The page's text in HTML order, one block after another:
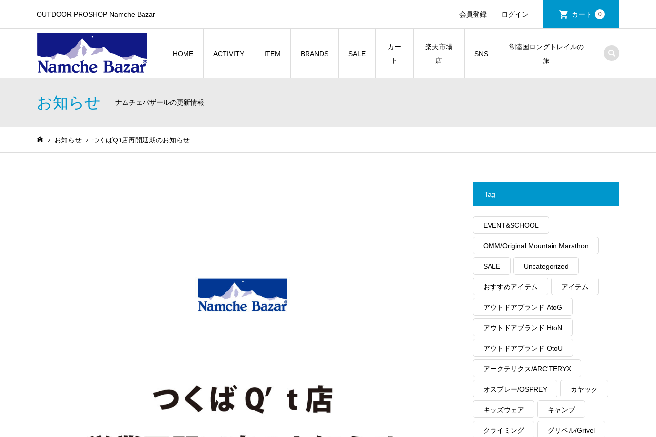
OUTDOOR PROSHOP Namche Bazar 会員登録 ログイン カート 0
HOME ACTIVITY ITEM BRANDS SALE
カー
ト
楽天市場
店
SNS
常陸国ロングトレイルの
旅
お知らせ ナムチェバザールの更新情報
お知らせ つくばQ’t店再開延期のお知らせ
Tag
EVENT&SCHOOL
OMM/Original Mountain Marathon
SALE Uncategorized
おすすめアイテム アイテム
アウトドアブランド AtoG
アウトドアブランド HtoN
アウトドアブランド OtoU
アークテリクス/ARC'TERYX
オスプレー/OSPREY カヤック
キッズウェア キャンプ
クライミング グリベル/Grivel